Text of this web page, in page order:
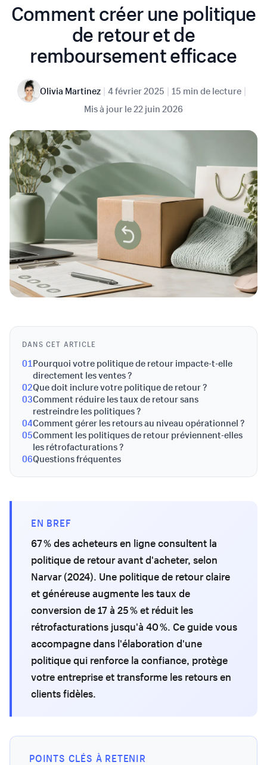
Comment créer une politique
de retour et de
remboursement efficace
Olivia Martinez | 4 février 2025 | 15 min de lecture |
Mis à jour le22 juin 2026
DANS CET ARTICLE
01Pourquoi votre politique de retour impacte-t-elle
directement les ventes ?
02Que doit inclure votre politique de retour ?
03Comment réduire les taux de retour sans
restreindre les politiques ?
04Comment gérer les retours au niveau opérationnel ?
05Comment les politiques de retour préviennent-elles
les rétrofacturations ?
06Questions fréquentes
EN BREF
67 % des acheteurs en ligne consultent la
politique de retour avant d'acheter, selon
Narvar (2024). Une politique de retour claire
et généreuse augmente les taux de
conversion de 17 à 25 % et réduit les
rétrofacturations jusqu'à 40 %. Ce guide vous
accompagne dans l'élaboration d'une
politique qui renforce la confiance, protège
votre entreprise et transforme les retours en
clients fidèles.
POINTS CLÉS À RETENIR